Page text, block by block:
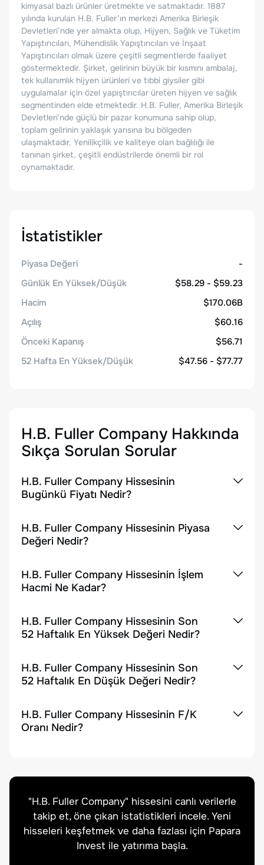
kimyasal bazlı ürünler üretmekte ve satmaktadır. 1887
yılında kurulan H.B. Fuller’ın merkezi Amerika Birleşik
Devletleri’nde yer almakta olup, Hijyen, Sağlık ve Tüketim
Yapıştırıcıları, Mühendislik Yapıştırıcıları ve İnşaat
Yapıştırıcıları olmak üzere çeşitli segmentlerde faaliyet
göstermektedir. Şirket, gelirinin büyük bir kısmını ambalaj,
tek kullanımlık hijyen ürünleri ve tıbbi giysiler gibi
uygulamalar için özel yapıştırıcılar üreten hijyen ve sağlık
segmentinden elde etmektedir. H.B. Fuller, Amerika Birleşik
Devletleri'nde güçlü bir pazar konumuna sahip olup,
toplam gelirinin yaklaşık yarısına bu bölgeden
ulaşmaktadır. Yenilikçilik ve kaliteye olan bağlılığı ile
tanınan şirket, çeşitli endüstrilerde önemli bir rol
oynamaktadır.
İstatistikler
Piyasa Değeri
-
Günlük En Yüksek/Düşük
$58.29 - $59.23
Hacim
$170.06B
Açılış
$60.16
Önceki Kapanış
$56.71
52 Hafta En Yüksek/Düşük
$47.56 - $77.77
H.B. Fuller Company Hakkında
Sıkça Sorulan Sorular
H.B. Fuller Company Hissesinin
Bugünkü Fiyatı Nedir?
H.B. Fuller Company Hissesinin Piyasa
Değeri Nedir?
H.B. Fuller Company Hissesinin İşlem
Hacmi Ne Kadar?
H.B. Fuller Company Hissesinin Son
52 Haftalık En Yüksek Değeri Nedir?
H.B. Fuller Company Hissesinin Son
52 Haftalık En Düşük Değeri Nedir?
H.B. Fuller Company Hissesinin F/K
Oranı Nedir?
"H.B. Fuller Company" hissesini canlı verilerle
takip et, öne çıkan istatistikleri incele. Yeni
hisseleri keşfetmek ve daha fazlası için Papara
Invest ile yatırıma başla.